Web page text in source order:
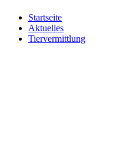
Startseite
Aktuelles
Tiervermittlung